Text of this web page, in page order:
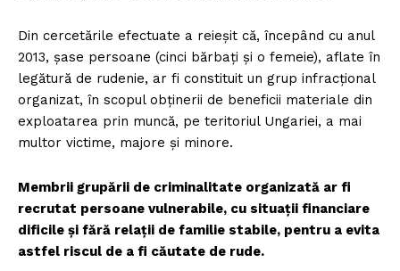
Din cercetările efectuate a reieșit că, începând cu anul
2013, șase persoane (cinci bărbați și o femeie), aflate în
legătură de rudenie, ar fi constituit un grup infracțional
organizat, în scopul obținerii de beneficii materiale din
exploatarea prin muncă, pe teritoriul Ungariei, a mai
multor victime, majore și minore.
Membrii grupării de criminalitate organizată ar fi
recrutat persoane vulnerabile, cu situații financiare
dificile și fără relații de familie stabile, pentru a evita
astfel riscul de a fi căutate de rude.